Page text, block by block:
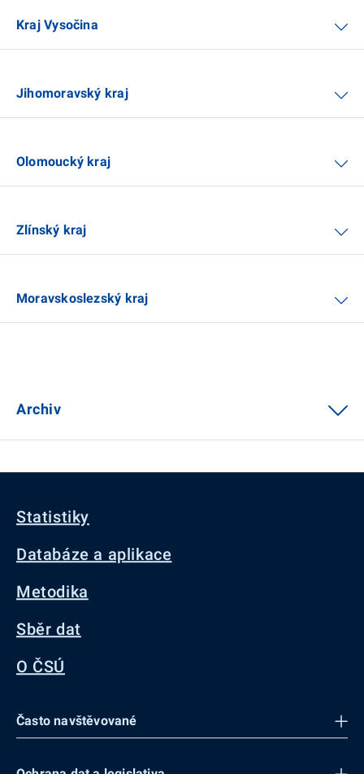
Kraj Vysočina
Jihomoravský kraj
Olomoucký kraj
Zlínský kraj
Moravskoslezský kraj
Archiv
Statistiky
Databáze a aplikace
Metodika
Sběr dat
O ČSÚ
Často navštěvované